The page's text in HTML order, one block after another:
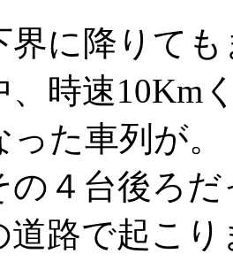
界に降りて
、時速10Km
た車列が。
の４台後ろ
道路で起こ